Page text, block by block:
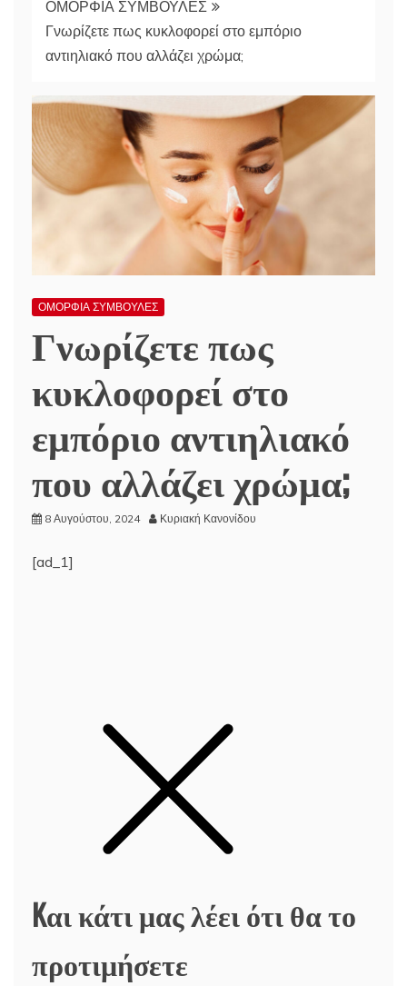
ΟΜΟΡΦΙΑ ΣΥΜΒΟΥΛΕΣ
Γνωρίζετε πως κυκλοφορεί στο εμπόριο
αντιηλιακό που αλλάζει χρώμα;
ΟΜΟΡΦΙΑ ΣΥΜΒΟΥΛΕΣ
Γνωρίζετε πως
κυκλοφορεί στο
εμπόριο αντιηλιακό
που αλλάζει χρώμα;
8 Αυγούστου, 2024 Κυριακή Κανονίδου
[ad_1]
Kαι κάτι μας λέει ότι θα το
προτιμήσετε